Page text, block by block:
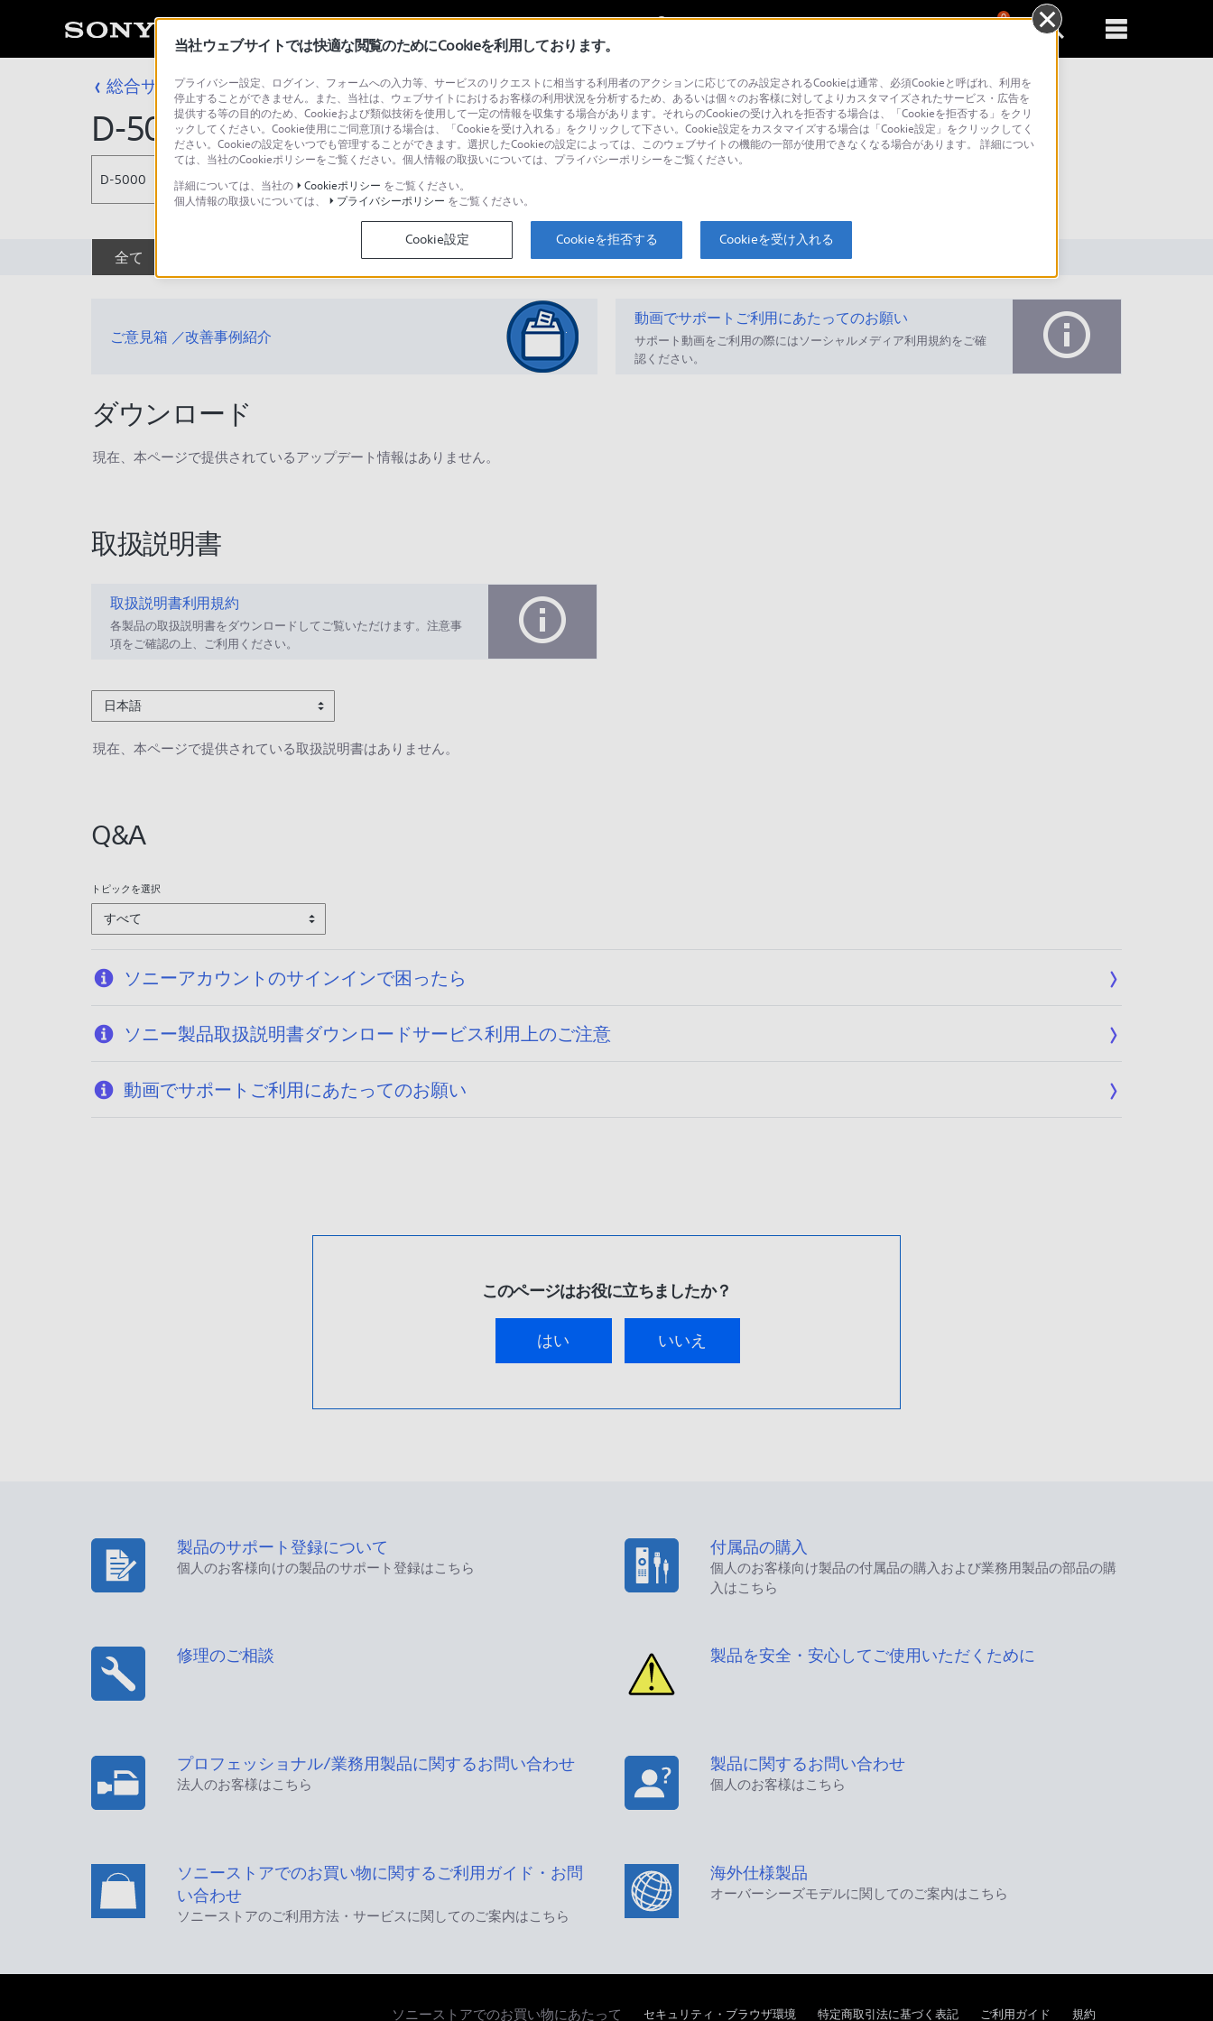
0
総合サポート・お問い合わせ その他のポータブルミュージックプレーヤー
D-5000
D-5000
全て 取扱説明書 Q&A
ご意見箱 ／改善事例紹介
動画でサポートご利用にあたってのお願い
サポート動画をご利用の際にはソーシャルメディア利用規約をご確
認ください。
ダウンロード
現在、本ページで提供されているアップデート情報はありません。
取扱説明書
取扱説明書利用規約
各製品の取扱説明書をダウンロードしてご覧いただけます。注意事
項をご確認の上、ご利用ください。
日本語
現在、本ページで提供されている取扱説明書はありません。
Q&A
トピックを選択
すべて
ソニーアカウントのサインインで困ったら
ソニー製品取扱説明書ダウンロードサービス利用上のご注意
動画でサポートご利用にあたってのお願い
このページはお役に立ちましたか？
はい いいえ
製品のサポート登録について
個人のお客様向けの製品のサポート登録はこちら
付属品の購入
個人のお客様向け製品の付属品の購入および業務用製品の部品の購
入はこちら
修理のご相談 製品を安全・安心してご使用いただくために
プロフェッショナル/業務用製品に関するお問い合わせ
法人のお客様はこちら
製品に関するお問い合わせ
個人のお客様はこちら
ソニーストアでのお買い物に関するご利用ガイド・お問
い合わせ
ソニーストアのご利用方法・サービスに関してのご案内はこちら
海外仕様製品
オーバーシーズモデルに関してのご案内はこちら
ソニーストアでのお買い物にあたって セキュリティ・ブラウザ環境 特定商取引法に基づく表記 ご利用ガイド 規約
当社ウェブサイトでは快適な閲覧のためにCookieを利用しております。
プライバシー設定、ログイン、フォームへの入力等、サービスのリクエストに相当する利用者のアクションに応じてのみ設定されるCookieは通常、必須Cookieと呼ばれ、利用を
停止することができません。また、当社は、ウェブサイトにおけるお客様の利用状況を分析するため、あるいは個々のお客様に対してよりカスタマイズされたサービス・広告を
提供する等の目的のため、Cookieおよび類似技術を使用して一定の情報を収集する場合があります。それらのCookieの受け入れを拒否する場合は、「Cookieを拒否する」をクリ
ックしてください。Cookie使用にご同意頂ける場合は、「Cookieを受け入れる」をクリックして下さい。Cookie設定をカスタマイズする場合は「Cookie設定」をクリックしてく
ださい。Cookieの設定をいつでも管理することができます。選択したCookieの設定によっては、このウェブサイトの機能の一部が使用できなくなる場合があります。 詳細につい
ては、当社のCookieポリシーをご覧ください。個人情報の取扱いについては、プライバシーポリシーをご覧ください。
詳細については、当社の
Cookieポリシー をご覧ください。
個人情報の取扱いについては、
プライバシーポリシー をご覧ください。
Cookie設定 Cookieを拒否する Cookieを受け入れる